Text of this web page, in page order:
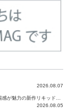
2026.08.07
2026.08.05